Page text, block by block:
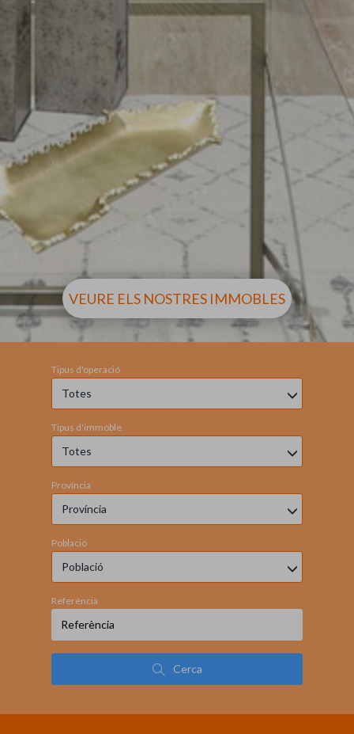
VEURE ELS NOSTRES IMMOBLES
Tipus d'operació
Totes
Tipus d'immoble
Totes
Província
Província
Població
Població
Referència
Cerca